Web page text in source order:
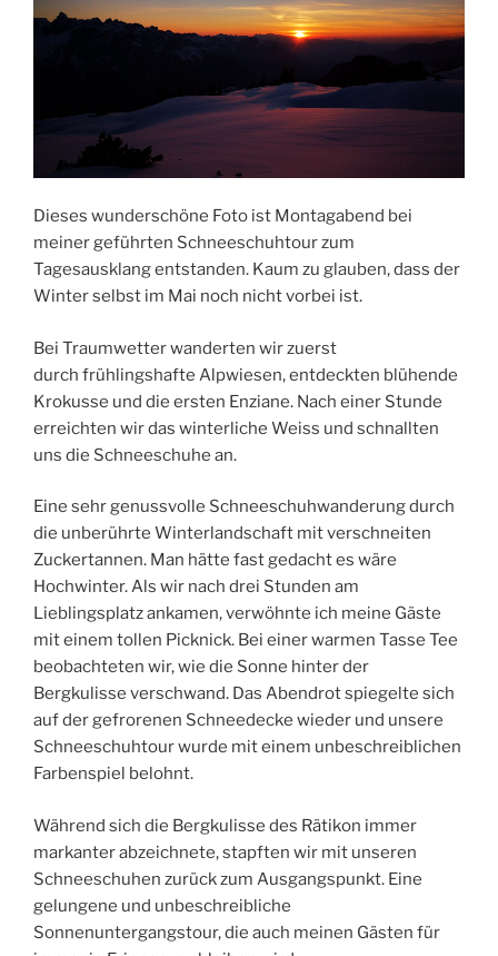
Dieses wunderschöne Foto ist Montagabend bei
meiner geführten Schneeschuhtour zum
Tagesausklang entstanden. Kaum zu glauben, dass der
Winter selbst im Mai noch nicht vorbei ist.
Bei Traumwetter wanderten wir zuerst
durch frühlingshafte Alpwiesen, entdeckten blühende
Krokusse und die ersten Enziane. Nach einer Stunde
erreichten wir das winterliche Weiss und schnallten
uns die Schneeschuhe an.
Eine sehr genussvolle Schneeschuhwanderung durch
die unberührte Winterlandschaft mit verschneiten
Zuckertannen. Man hätte fast gedacht es wäre
Hochwinter. Als wir nach drei Stunden am
Lieblingsplatz ankamen, verwöhnte ich meine Gäste
mit einem tollen Picknick. Bei einer warmen Tasse Tee
beobachteten wir, wie die Sonne hinter der
Bergkulisse verschwand. Das Abendrot spiegelte sich
auf der gefrorenen Schneedecke wieder und unsere
Schneeschuhtour wurde mit einem unbeschreiblichen
Farbenspiel belohnt.
Während sich die Bergkulisse des Rätikon immer
markanter abzeichnete, stapften wir mit unseren
Schneeschuhen zurück zum Ausgangspunkt. Eine
gelungene und unbeschreibliche
Sonnenuntergangstour, die auch meinen Gästen für